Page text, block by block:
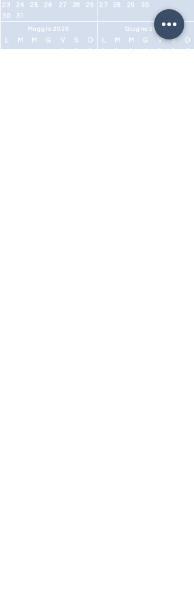
23
24 25 26 27 28
29
30
31
Maggio 2026
M M G V S
D
1
2
3
27
28 29 30
Giugno 2026
M M G V S
D
1
2 3 4 5 6
7